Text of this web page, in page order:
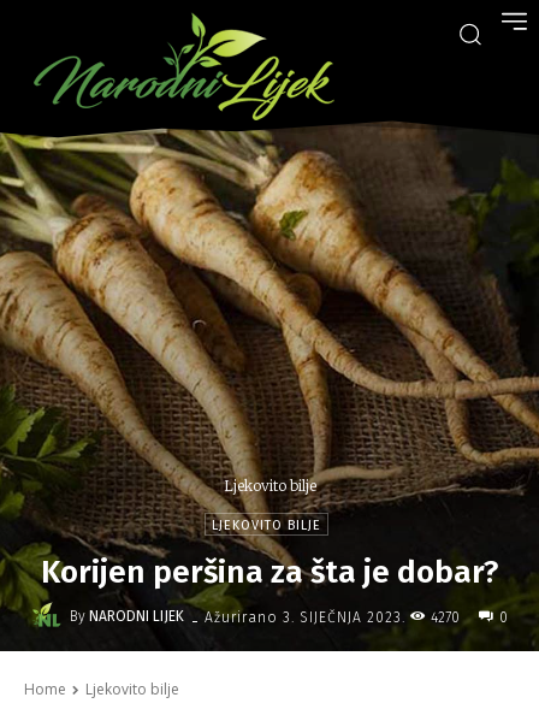
Ljekovito bilje
LJEKOVITO BILJE
Korijen peršina za šta je dobar?
By NARODNI LIJEK - Ažurirano 3. SIJEČNJA 2023. 4270 0
Home Ljekovito bilje